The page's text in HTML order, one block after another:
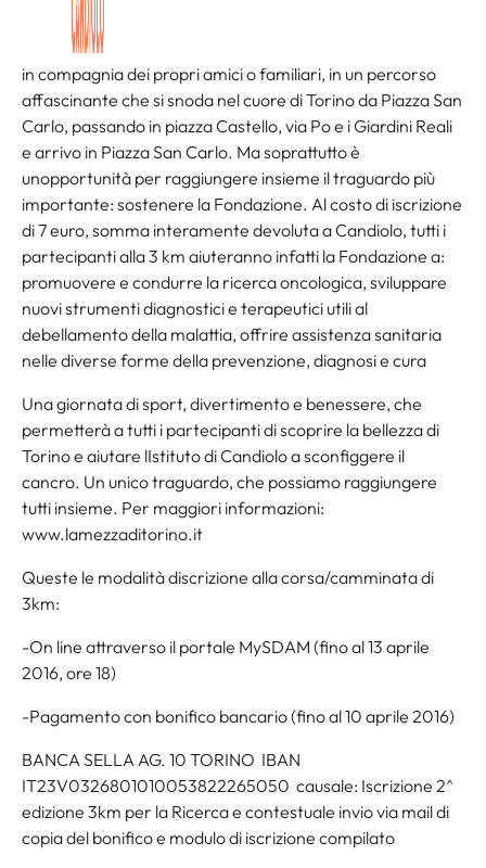
La camminata di 3 km è rivolta davvero a tutti ed è
unoccasione unica per restare in forma, divertirsi e stare
in compagnia dei propri amici o familiari, in un percorso
affascinante che si snoda nel cuore di Torino da Piazza San
Carlo, passando in piazza Castello, via Po e i Giardini Reali
e arrivo in Piazza San Carlo. Ma soprattutto è
unopportunità per raggiungere insieme il traguardo più
importante: sostenere la Fondazione. Al costo di iscrizione
di 7 euro, somma interamente devoluta a Candiolo, tutti i
partecipanti alla 3 km aiuteranno infatti la Fondazione a:
promuovere e condurre la ricerca oncologica, sviluppare
nuovi strumenti diagnostici e terapeutici utili al
debellamento della malattia, offrire assistenza sanitaria
nelle diverse forme della prevenzione, diagnosi e cura
Una giornata di sport, divertimento e benessere, che
permetterà a tutti i partecipanti di scoprire la bellezza di
Torino e aiutare lIstituto di Candiolo a sconfiggere il
cancro. Un unico traguardo, che possiamo raggiungere
tutti insieme. Per maggiori informazioni:
www.lamezzaditorino.it
Queste le modalità discrizione alla corsa/camminata di
3km:
-On line attraverso il portale MySDAM (fino al 13 aprile
2016, ore 18)
-Pagamento con bonifico bancario (fino al 10 aprile 2016)
BANCA SELLA AG. 10 TORINO  IBAN
IT23V0326801010053822265050  causale: Iscrizione 2^
edizione 3km per la Ricerca e contestuale invio via mail di
copia del bonifico e modulo di iscrizione compilato